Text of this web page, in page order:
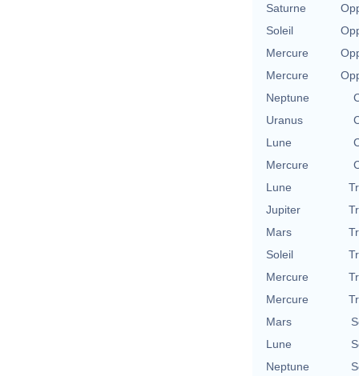
Saturne
Soleil
Mercure
Mercure
Neptune
Uranus
Lune
Mercure
Lune
Jupiter
Mars
Soleil
Mercure
Mercure
Mars
Lune
Neptune